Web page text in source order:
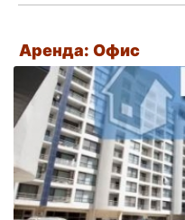
Аренда: Офис